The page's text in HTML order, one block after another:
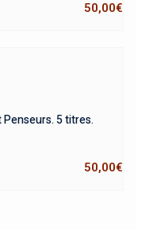
50,00€
5 titres.
50,00€